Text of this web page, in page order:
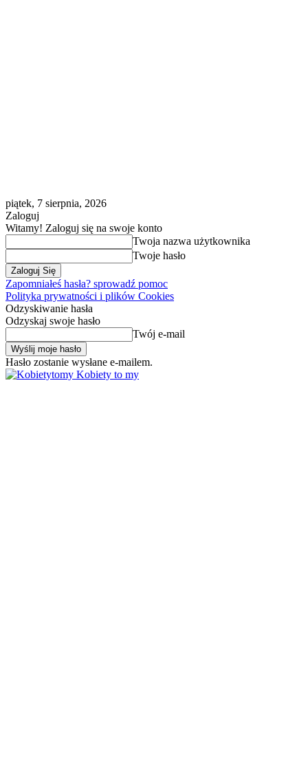
piątek, 7 sierpnia, 2026
Zaloguj
Witamy! Zaloguj się na swoje konto
Twoja nazwa użytkownika
Twoje hasło
Zapomniałeś hasła? sprowadź pomoc
Polityka prywatności i plików Cookies
Odzyskiwanie hasła
Odzyskaj swoje hasło
Twój e-mail
Hasło zostanie wysłane e-mailem.
Kobiety to my